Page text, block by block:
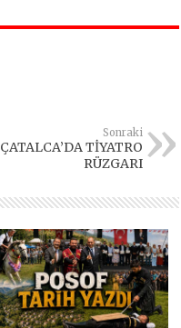
Sonraki
ÇATALCA’DA TİYATRO
RÜZGARI